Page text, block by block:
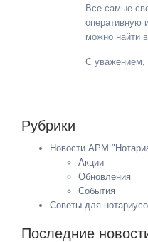
Все самые
оперативную
можно найти
С уважением,
Рубрики
Новости АРМ
Акции
Обновления
События
Советы для
Последние